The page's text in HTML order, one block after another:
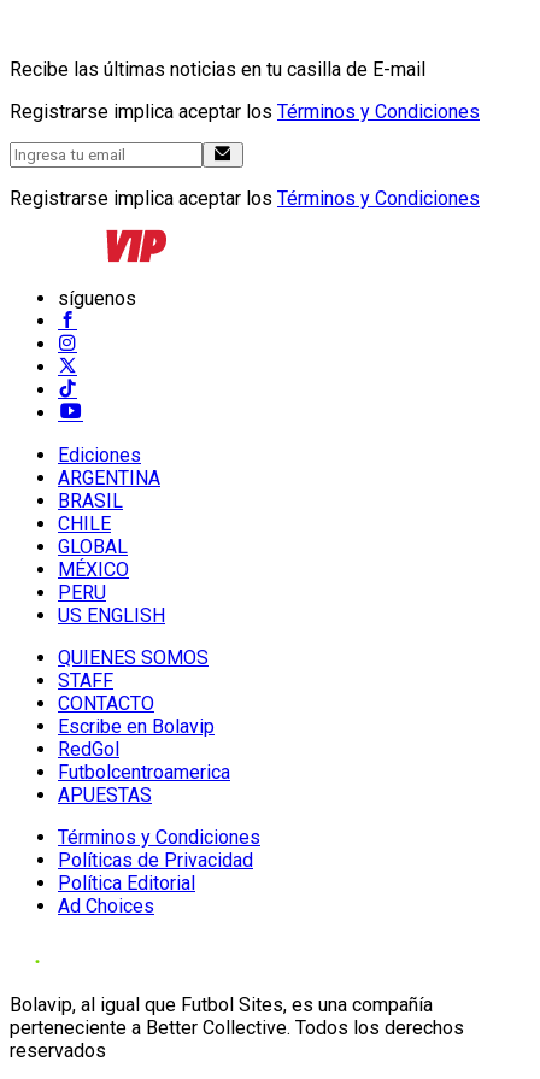
Recibe las últimas noticias en tu casilla de E-mail
Registrarse implica aceptar los Términos y Condiciones
Registrarse implica aceptar los Términos y Condiciones
síguenos
Ediciones
ARGENTINA
BRASIL
CHILE
GLOBAL
MÉXICO
PERU
US ENGLISH
QUIENES SOMOS
STAFF
CONTACTO
Escribe en Bolavip
RedGol
Futbolcentroamerica
APUESTAS
Términos y Condiciones
Políticas de Privacidad
Política Editorial
Ad Choices
Bolavip, al igual que Futbol Sites, es una compañía
perteneciente a Better Collective. Todos los derechos
reservados